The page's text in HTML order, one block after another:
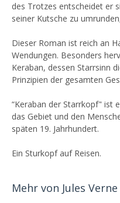
des Trotzes entscheidet er
seiner Kutsche zu
Dieser Roman ist reich an
Wendungen. Besonders
Keraban, dessen Starrsinn
Prinzipien der gesamten
“Keraban der Starrkopf" ist
das Gebiet und den
späten 19. Jahrhundert.
Ein Sturkopf auf Reisen.
Mehr von Jules Verne